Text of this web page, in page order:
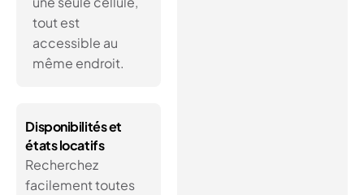
tout est
accessible au
même endroit.
Disponibilités et
états locatifs
Recherchez
facilement toutes